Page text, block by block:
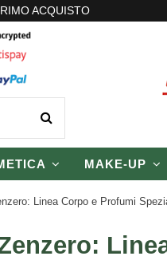
ACQUISTO
MAKE-UP
Linea Corpo e Profumi